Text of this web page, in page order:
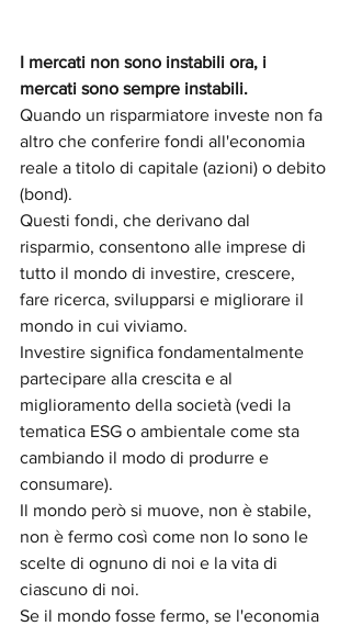
I mercati non sono instabili ora, i
mercati sono sempre instabili.
Quando un risparmiatore investe non fa
altro che conferire fondi all'economia
reale a titolo di capitale (azioni) o debito
(bond).
Questi fondi, che derivano dal
risparmio, consentono alle imprese di
tutto il mondo di investire, crescere,
fare ricerca, svilupparsi e migliorare il
mondo in cui viviamo.
Investire significa fondamentalmente
partecipare alla crescita e al
miglioramento della società (vedi la
tematica ESG o ambientale come sta
cambiando il modo di produrre e
consumare).
Il mondo però si muove, non è stabile,
non è fermo così come non lo sono le
scelte di ognuno di noi e la vita di
ciascuno di noi.
Se il mondo fosse fermo, se l'economia